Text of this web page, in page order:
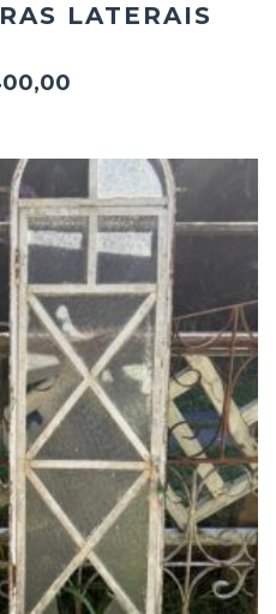
LATERAIS
Add
ao
Favoritos